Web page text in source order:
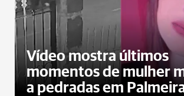
Vídeo mostra últimos
momentos de mulher
a pedradas em